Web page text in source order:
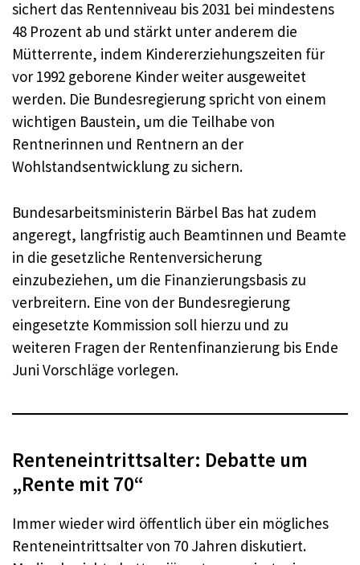
sichert das Rentenniveau bis 2031 bei mindestens
48 Prozent ab und stärkt unter anderem die
Mütterrente, indem Kindererziehungszeiten für
vor 1992 geborene Kinder weiter ausgeweitet
werden. Die Bundesregierung spricht von einem
wichtigen Baustein, um die Teilhabe von
Rentnerinnen und Rentnern an der
Wohlstandsentwicklung zu sichern.
Bundesarbeitsministerin Bärbel Bas hat zudem
angeregt, langfristig auch Beamtinnen und Beamte
in die gesetzliche Rentenversicherung
einzubeziehen, um die Finanzierungsbasis zu
verbreitern. Eine von der Bundesregierung
eingesetzte Kommission soll hierzu und zu
weiteren Fragen der Rentenfinanzierung bis Ende
Juni Vorschläge vorlegen.
Renteneintrittsalter: Debatte um
„Rente mit 70“
Immer wieder wird öffentlich über ein mögliches
Renteneintrittsalter von 70 Jahren diskutiert.